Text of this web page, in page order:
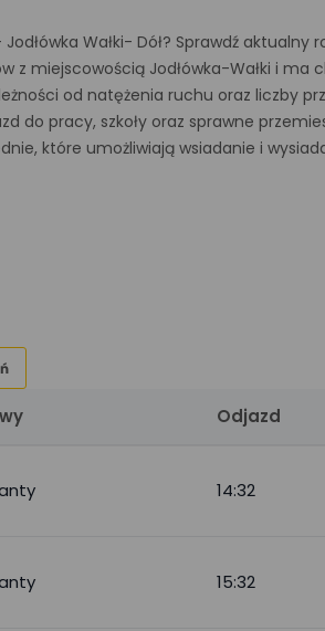
Wałki- Dół? Sprawdź aktualny
z miejscowością Jodłówka-Wałki i ma
od natężenia ruchu oraz liczby
do pracy, szkoły oraz sprawne
które umożliwiają wsiadanie i
Odjazd
14:32
15:32